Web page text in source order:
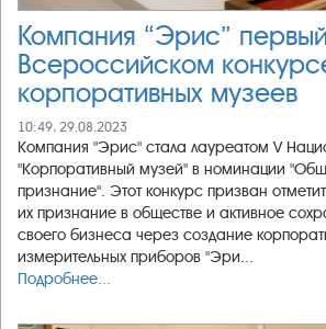
Компания “Эриc”
Всероссийском
корпоративных музеев
10:49, 29.08.2023
Компания "Эрис" стала лауреатом V
"Корпоративный музей" в номинации
признание". Этот конкурс призван
их признание в обществе и активное
своего бизнеса через создание
измерительных приборов "Эри...
Подробнее...